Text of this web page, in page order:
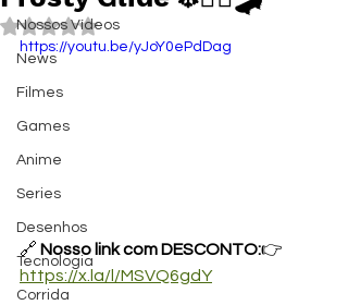
Nossos Vídeos
News
Filmes
Games
Anime
Series
Desenhos
Tecnologia
Corrida
Avaliado com NaN de 5 estrelas.
https://youtu.be/yJoY0ePdDag
🔗 Nosso link com DESCONTO:👉
https://x.la/l/MSVQ6gdY